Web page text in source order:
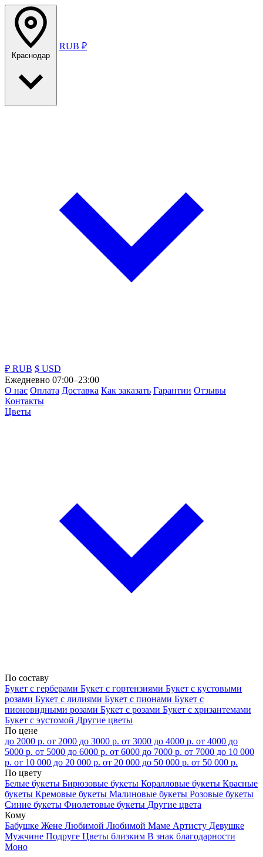
Краснодар
RUB ₽
₽ RUB $ USD
Ежедневно 07:00–23:00
О нас Оплата Доставка Как заказать Гарантии Отзывы
Контакты
Цветы
По составу
Букет с герберами Букет с гортензиями Букет с кустовыми
розами Букет с лилиями Букет с пионами Букет с
пионовидными розами Букет с розами Букет с хризантемами
Букет с эустомой Другие цветы
По цене
до 2000 р. от 2000 до 3000 р. от 3000 до 4000 р. от 4000 до
5000 р. от 5000 до 6000 р. от 6000 до 7000 р. от 7000 до 10 000
р. от 10 000 до 20 000 р. от 20 000 до 50 000 р. от 50 000 р.
По цвету
Белые букеты Бирюзовые букеты Коралловые букеты Красные
букеты Кремовые букеты Малиновые букеты Розовые букеты
Синие букеты Фиолетовые букеты Другие цвета
Кому
Бабушке Жене Любимой Любимой Маме Артисту Девушке
Мужчине Подруге Цветы близким В знак благодарности
Моно